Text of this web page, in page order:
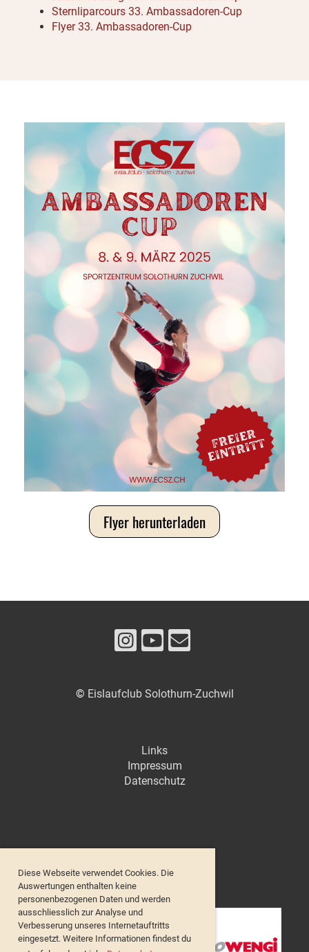
Diese Webseite verwendet Cookies. Die
Auswertungen enthalten keine
personenbezogenen Daten und werden
ausschliesslich zur Analyse und
Verbesserung unseres Internetauftritts
eingesetzt. Weitere Informationen findest du
Sternliparcours 33. Ambassadoren-Cup
Flyer 33. Ambassadoren-Cup
Flyer herunterladen
© Eislaufclub Solothurn-Zuchwil
Links
Impressum
Datenschutz
Unsere Sponsoren